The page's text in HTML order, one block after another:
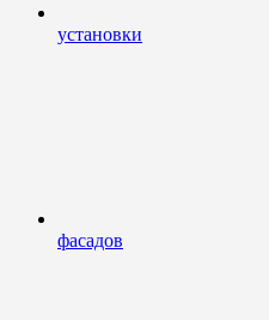
установки
фасадов